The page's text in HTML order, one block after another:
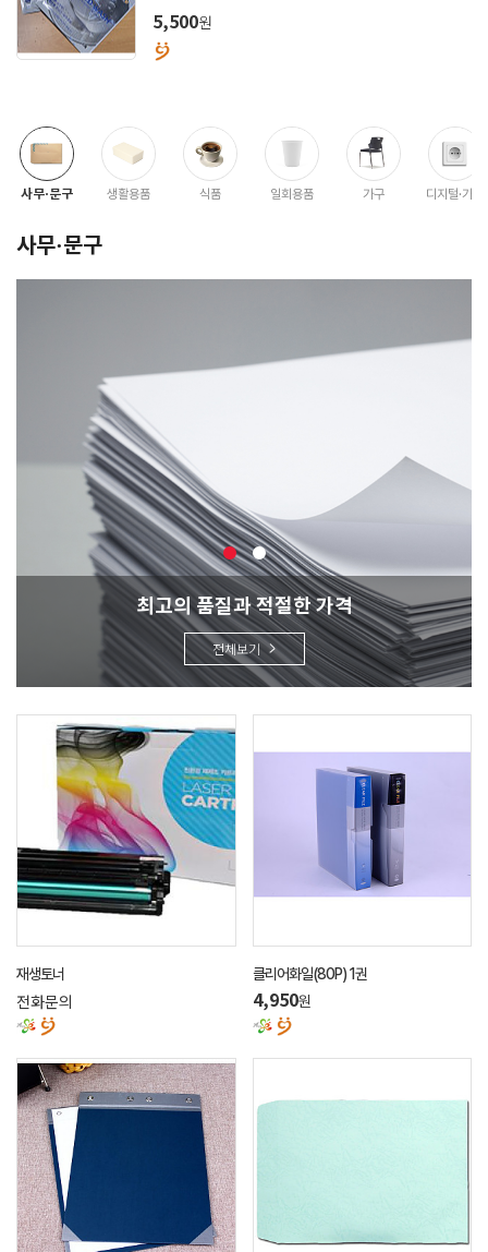
5,500원
사무·문구 생활용품 식품 일회용품 가구 디지털·가전
사무·문구
최고의 품질과 적절한 가격
전체보기
재생토너
전화문의
클리어화일(80P) 1권
4,950원